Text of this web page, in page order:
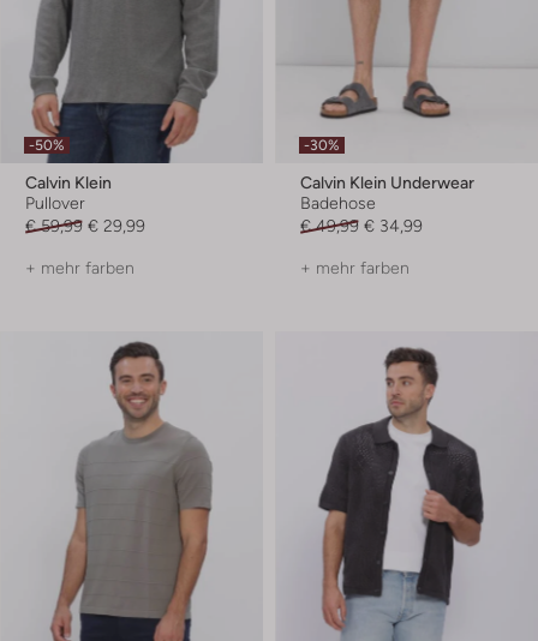
-50%
Calvin Klein
Pullover
€ 59,99 € 29,99
+ mehr farben
-30%
Calvin Klein Underwear
Badehose
€ 49,99 € 34,99
+ mehr farben